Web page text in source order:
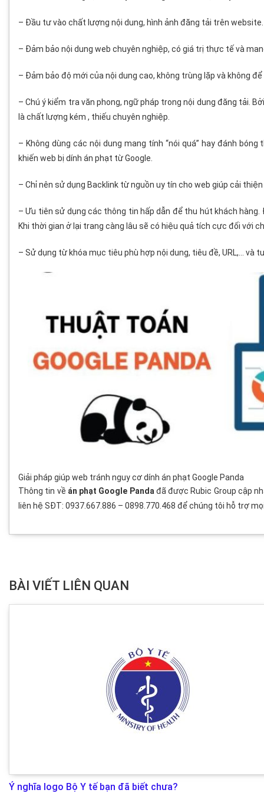
– Đầu tư vào chất lượng nội dung, hình ảnh đăng tải trên website.
– Đảm bảo nội dung web chuyên nghiệp, có giá trị thực tế và
– Đảm bảo độ mới của nội dung cao, không trùng lặp và không
– Chú ý kiểm tra văn phong, ngữ pháp trong nội dung đăng tải.
là chất lượng kém , thiếu chuyên nghiệp.
– Không dùng các nội dung mang tính “nói quá” hay đánh
khiến web bị dính án phạt từ Google.
– Chỉ nên sử dụng Backlink từ nguồn uy tín cho web giúp cải
– Ưu tiên sử dụng các thông tin hấp dẫn để thu hút khách
Khi thời gian ở lại trang càng lâu sẽ có hiệu quả tích cực đối với
– Sử dụng từ khóa mục tiêu phù hợp nội dung, tiêu đề, URL,…
Giải pháp giúp web tránh nguy cơ dính án phạt Google Panda
Thông tin về án phạt Google Panda đã được Rubic Group cập
liên hệ SĐT: 0937.667.886 – 0898.770.468 để chúng tôi hỗ trợ
BÀI VIẾT LIÊN QUAN
Ý nghĩa logo Bộ Y tế bạn đã biết chưa?